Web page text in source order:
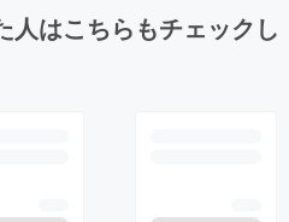
人はこちらもチェックし